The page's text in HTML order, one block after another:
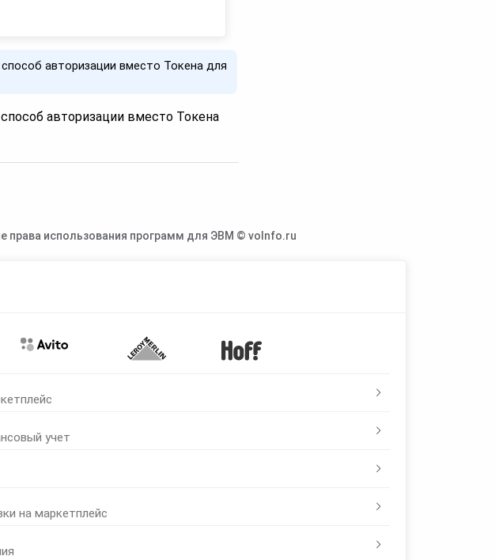
авторизации вместо Токена для
авторизации вместо Токена
права использования программ для ЭВМ © voInfo.ru
учет
на маркетплейс